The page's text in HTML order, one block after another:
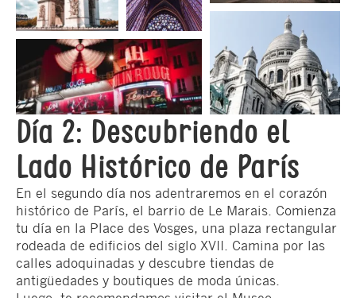
Día 2: Descubriendo el
Lado Histórico de París
En el segundo día nos adentraremos en el corazón
histórico de París, el barrio de Le Marais. Comienza
tu día en la Place des Vosges, una plaza rectangular
rodeada de edificios del siglo XVII. Camina por las
calles adoquinadas y descubre tiendas de
antigüedades y boutiques de moda únicas.